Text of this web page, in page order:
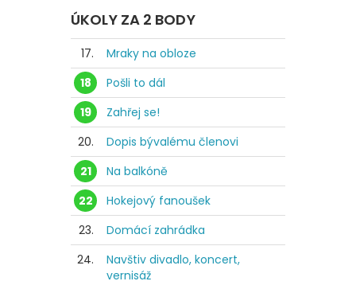
ÚKOLY ZA 2 BODY
17.
Mraky na obloze
18
Pošli to dál
19
Zahřej se!
20.
Dopis bývalému členovi
21
Na balkóně
22
Hokejový fanoušek
23.
Domácí zahrádka
24.
Navštiv divadlo, koncert,
vernisáž